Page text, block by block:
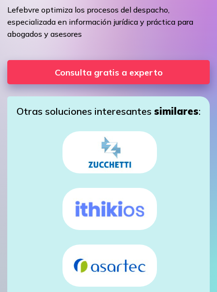
Lefebvre optimiza los procesos del despacho,
especializada en información jurídica y práctica para
abogados y asesores
Consulta gratis a experto
Otras soluciones interesantes similares: